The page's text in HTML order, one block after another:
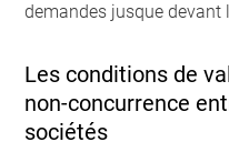
demandes jusque devant
Les conditions de
non-concurrence
sociétés